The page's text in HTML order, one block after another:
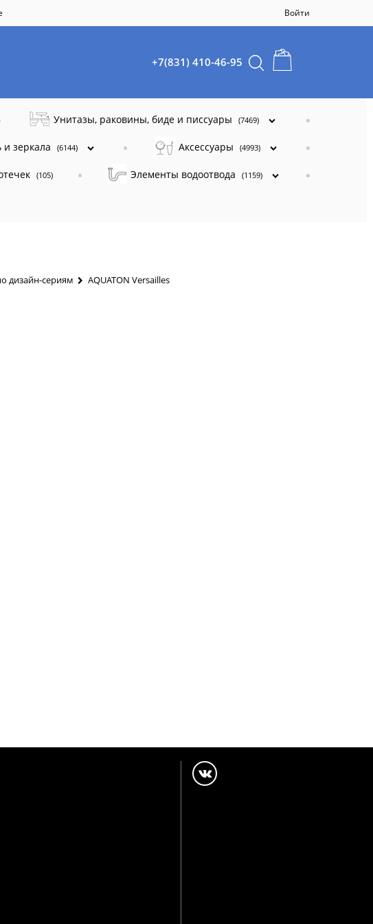
Войти
+7(831) 410-46-95
Унитазы, раковины, биде и писсуары (7469)
зеркала (6144) Аксессуары (4993)
(105) Элементы водоотвода (1159)
дизайн-сериям AQUATON Versailles